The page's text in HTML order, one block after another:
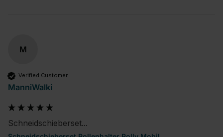
M
Verified Customer
ManniWalki
Schneidschieberset...